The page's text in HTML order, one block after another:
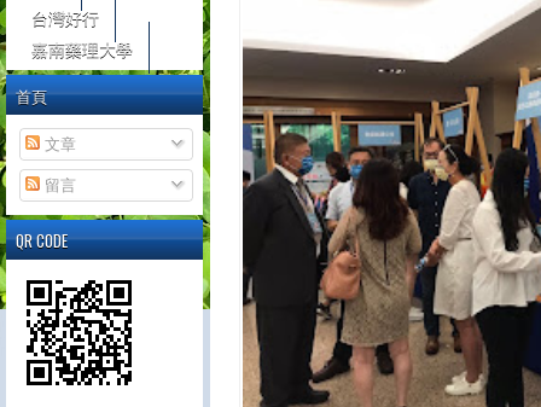
台灣好行
嘉南藥理大學
首頁
文章
留言
QR CODE